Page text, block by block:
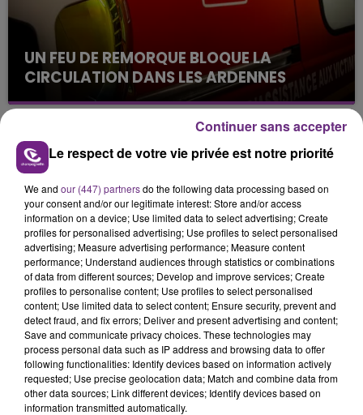
UN FEU DE REMORQUE BLOQUE LA
CIRCULATION DANS LES ARDENNES
Un feu de remorque s'est déclaré ce mercredi en
VENEZ FÊTER CE WEEK-END
L'ANNIVERSAIRE DE WOINIC
Ce samedi 8 août sera un grand jour :
l'anniversaire du plus gros sanglier du monde.
Une fête est donc organisée et vous êtes tous
conviés !
TITRES DIFFUSÉS
5h12
5h12 5h09
5h09
Le respect de votre vie privée est notre priorité
We and our (447) partnersdo the following data processing based on
your consent and/or our legitimate interest: Store and/or access
information on a device; Use limited data to select advertising; Create
profiles for personalised advertising; Use profiles to select personalised
advertising; Measure advertising performance; Measure content
performance; Understand audiences through statistics or combinations
of data from different sources; Develop and improve services; Create
profiles to personalise content; Use profiles to select personalised
content; Use limited data to select content; Ensure security, prevent and
detect fraud, and fix errors; Deliver and present advertising and content;
Save and communicate privacy choices. These technologies may
process personal data such as IP address and browsing data to offer
following functionalities: Identify devices based on information actively
requested; Use precise geolocation data; Match and combine data from
other data sources; Link different devices; Identify devices based on
information transmitted automatically.
Continuer sans accepter